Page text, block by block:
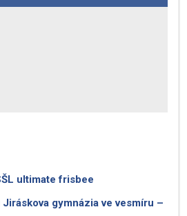
ultimate frisbee
gymnázia ve vesmíru –